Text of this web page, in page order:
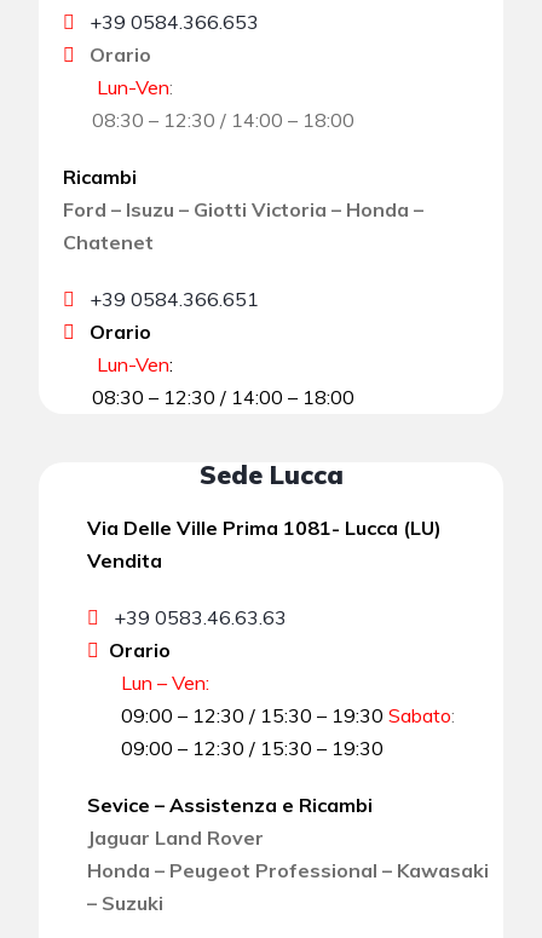
+39 0584.366.653
Orario
Lun-Ven:
08:30 – 12:30 / 14:00 – 18:00
Ricambi
Ford – Isuzu – Giotti Victoria – Honda –
Chatenet
+39 0584.366.651
Orario
Lun-Ven:
08:30 – 12:30 / 14:00 – 18:00
Sede Lucca
Via Delle Ville Prima 1081- Lucca (LU)
Vendita
+39 0583.46.63.63
Orario
Lun – Ven:
09:00 – 12:30 / 15:30 – 19:30 Sabato:
09:00 – 12:30 / 15:30 – 19:30
Sevice – Assistenza e Ricambi
Jaguar Land Rover
Honda – Peugeot Professional – Kawasaki
– Suzuki